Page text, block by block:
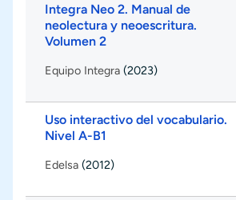
Integra Neo 2. Manual de
neolectura y neoescritura.
Volumen 2
Equipo Integra (2023)
Uso interactivo del vocabulario.
Nivel A-B1
Edelsa (2012)